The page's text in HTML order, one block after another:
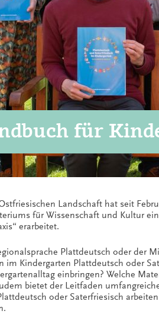
für
Landschaft hat seit
für Wissenschaft und Kultur
erarbeitet.
Plattdeutsch oder der
im Kindergarten Plattdeutsch oder
einbringen? Welche
bietet der Leitfaden
oder Saterfriesisch